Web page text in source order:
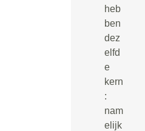
heb
ben
dez
elfd
e
kern
:
nam
elijk